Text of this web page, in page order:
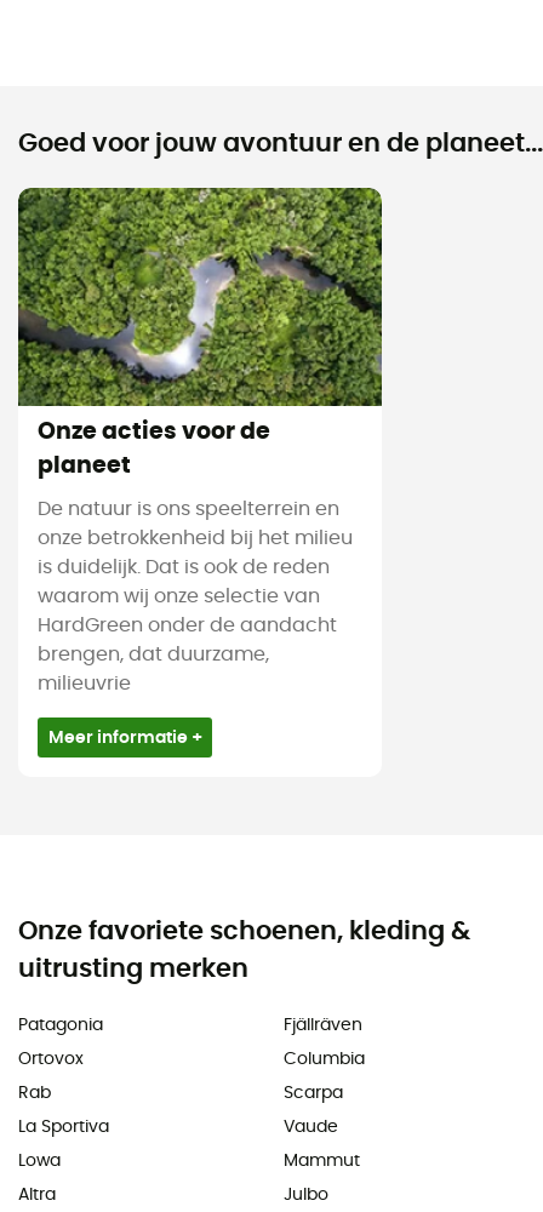
Goed voor jouw avontuur en de planeet...
Onze acties voor de
planeet
De natuur is ons speelterrein en
onze betrokkenheid bij het milieu
is duidelijk. Dat is ook de reden
waarom wij onze selectie van
HardGreen onder de aandacht
brengen, dat duurzame,
milieuvrie
Meer informatie +
Onze favoriete schoenen, kleding &
uitrusting merken
Patagonia
Ortovox
Rab
La Sportiva
Lowa
Altra
Fjällräven
Columbia
Scarpa
Vaude
Mammut
Julbo